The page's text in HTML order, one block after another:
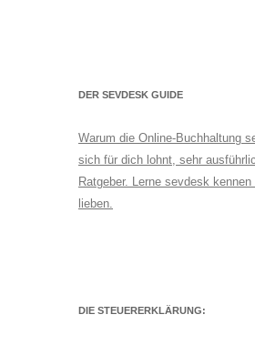
DER SEVDESK GUIDE
Warum die Online-Buchhaltung
sich für dich lohnt, sehr
Ratgeber. Lerne sevdesk kennen
lieben.
DIE STEUERERKLÄRUNG: